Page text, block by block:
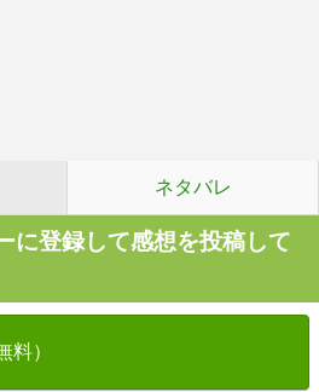
ネタバレ
に登録して感想を投稿して
料）